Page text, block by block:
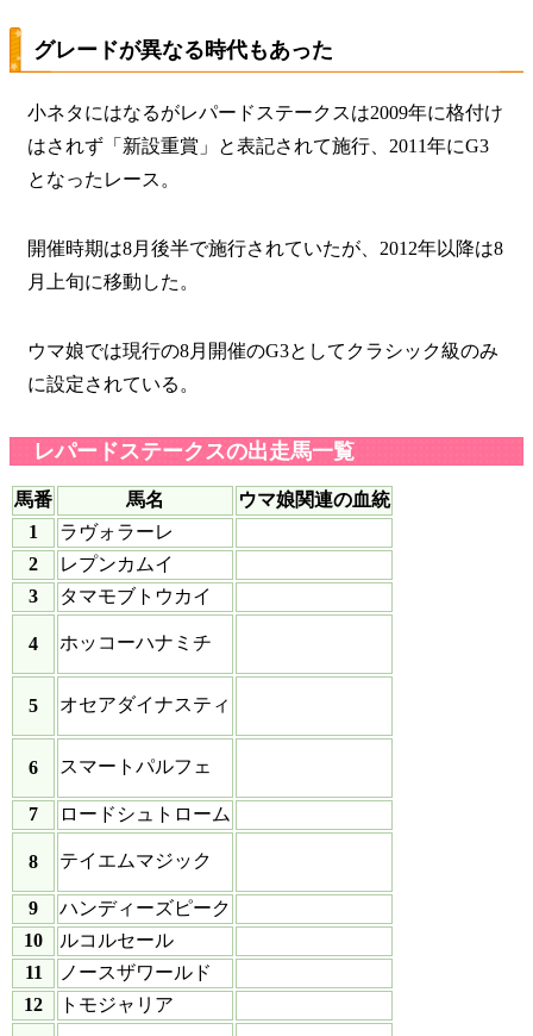
グレードが異なる時代もあった
小ネタにはなるがレパードステークスは2009年に格付け
はされず「新設重賞」と表記されて施行、2011年にG3
となったレース。
開催時期は8月後半で施行されていたが、2012年以降は8
月上旬に移動した。
ウマ娘では現行の8月開催のG3としてクラシック級のみ
に設定されている。
レパードステークスの出走馬一覧
馬番 馬名
ウマ娘関連の血統
1
ラヴォラーレ
2
レプンカムイ
3
タマモブトウカイ
4 ホッコーハナミチ
5 オセアダイナスティ
6 スマートパルフェ
7 ロードシュトローム
8 テイエムマジック
9
ハンディーズピーク
10
ルコルセール
11
ノースザワールド
12
トモジャリア